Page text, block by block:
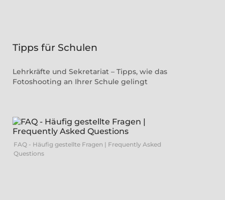
Tipps für Schulen
Lehrkräfte und Sekretariat – Tipps, wie das
Fotoshooting an Ihrer Schule gelingt
FAQ - Häufig gestellte Fragen | Frequently Asked
Questions